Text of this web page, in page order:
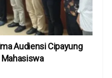
Audiensi Cipayung
Mahasiswa